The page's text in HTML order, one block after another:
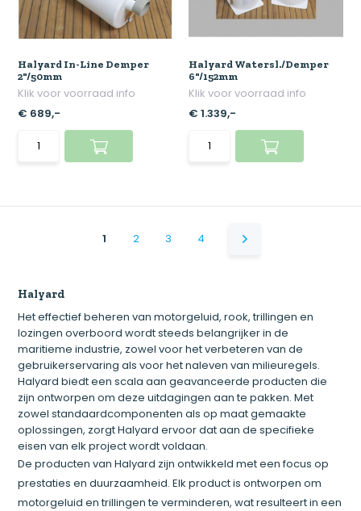
Halyard In-Line Demper
2"/50mm
Klik voor voorraad info
€ 689,-
Halyard Watersl./Demper
6"/152mm
Klik voor voorraad info
€ 1.339,-
1 2 3 4
Halyard
Het effectief beheren van motorgeluid, rook, trillingen en
lozingen overboord wordt steeds belangrijker in de
maritieme industrie, zowel voor het verbeteren van de
gebruikerservaring als voor het naleven van milieuregels.
Halyard biedt een scala aan geavanceerde producten die
zijn ontworpen om deze uitdagingen aan te pakken. Met
zowel standaardcomponenten als op maat gemaakte
oplossingen, zorgt Halyard ervoor dat aan de specifieke
eisen van elk project wordt voldaan.
De producten van Halyard zijn ontwikkeld met een focus op
prestaties en duurzaamheid. Elk product is ontworpen om
motorgeluid en trillingen te verminderen, wat resulteert in een